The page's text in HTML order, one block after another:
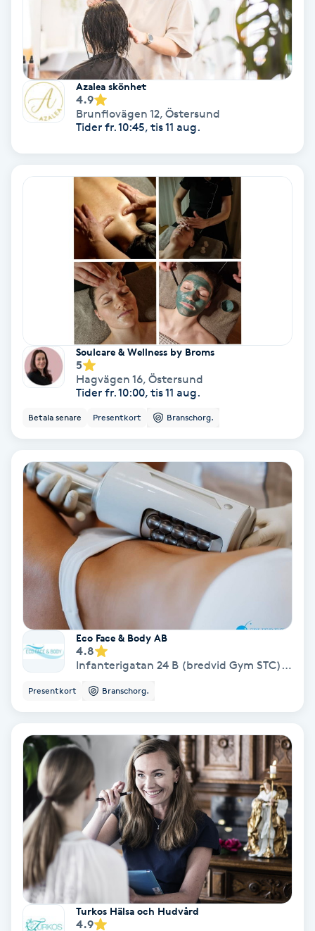
Personlig tränare
Picolaser
Piercing
Pigmentfläckar
Plastikkirurgi
Powder brows
PRP (Platelet Rich Plasma)
PRX-T33
Psoriasis
Radiofrekvens
Rakning
Reflexologi
Regndroppsmassage
Reiki massage
Restorative Yoga
Rosacea
Rosenmetoden
Ryggmassage
Azalea skönhet
4.9
Brunflovägen 12, Östersund
Tider fr. 10:45, tis 11 aug.
Soulcare & Wellness by Broms
5
Hagvägen 16, Östersund
Tider fr. 10:00, tis 11 aug.
Betala senare Presentkort Branschorg.
Eco Face & Body AB
4.8
Infanterigatan 24 B (bredvid Gym STC)
,
Presentkort Branschorg.
Turkos Hälsa och Hudvård
4.9